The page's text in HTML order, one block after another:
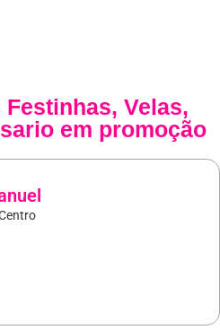
Festinhas, Velas,
em promoção